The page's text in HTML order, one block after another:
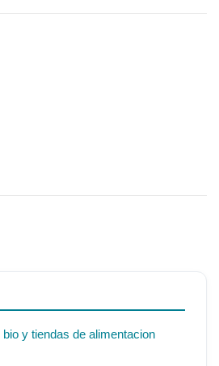
y tiendas de alimentacion